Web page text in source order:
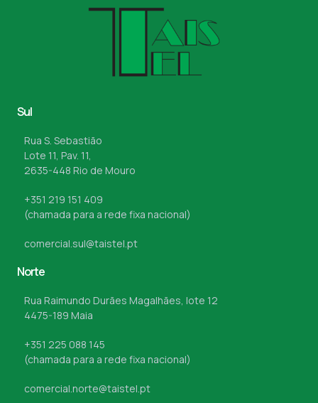
Sul
Rua S. Sebastião
Lote 11, Pav. 11,
2635-448 Rio de Mouro
+351 219 151 409
(chamada para a rede fixa nacional)
comercial.sul@taistel.pt
Norte
Rua Raimundo Durães Magalhães, lote 12
4475-189 Maia
+351 225 088 145
(chamada para a rede fixa nacional)
comercial.norte@taistel.pt